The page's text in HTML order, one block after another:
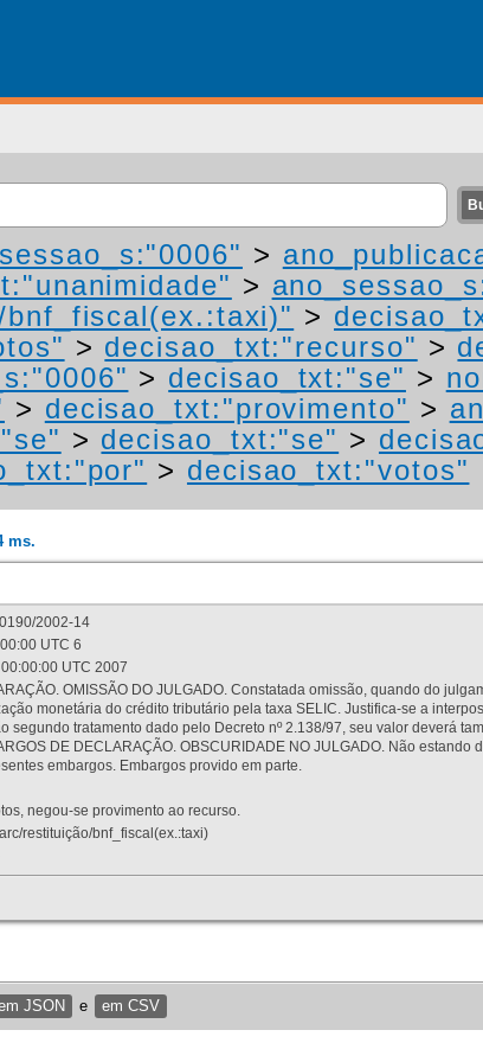
>
>
>
> decisao_txt:"recurso" >
> decisao_txt:"se" >
> decisao_txt:"provimento" >
> decisao_txt:"se" >
> decisao_txt:"votos"
ms.
2002-14
UTC 6
UTC 2007
OMISSÃO DO JULGADO. Constatada omissão, quando do
monetária do crédito tributário pela taxa SELIC. Justifica-se a
segundo tratamento dado pelo Decreto nº 2.138/97, seu valor deverá
DE DECLARAÇÃO. OBSCURIDADE NO JULGADO. Não
embargos. Embargos provido em parte.
negou-se provimento ao recurso.
restituição/bnf_fiscal(ex.:taxi)
JSON e em CSV